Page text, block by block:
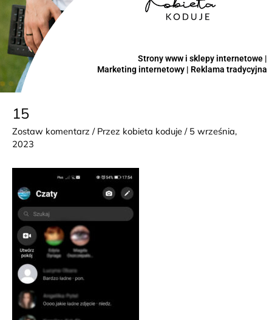
Strony www i sklepy internetowe |
Marketing internetowy | Reklama tradycyjna
15
Zostaw komentarz / Przez kobieta koduje / 5 września,
2023